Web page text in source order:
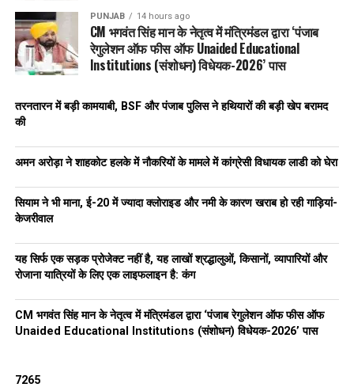
PUNJAB 14 hours ago
CM भगवंत सिंह मान के नेतृत्व में मंत्रिमंडल द्वारा ‘पंजाब
रेगुलेशन ऑफ फीस ऑफ Unaided Educational
Institutions (संशोधन) विधेयक-2026’ पास
तरनतारन में बड़ी कामयाबी, BSF और पंजाब पुलिस ने हथियारों की बड़ी खेप बरामद
की
अमन अरोड़ा ने शाहकोट हलके में नौकरियों के मामले में कांग्रेसी विधायक लाडी को घेरा
सियाम ने भी माना, ई-20 में ज्यादा क्लोराइड और नमी के कारण खराब हो रही गाड़ियां-
केजरीवाल
यह सिर्फ एक सड़क प्रोजेक्ट नहीं है, यह लाखों श्रद्धालुओं, किसानों, व्यापारियों और
रोजाना यात्रियों के लिए एक लाइफलाइन है: कंग
CM भगवंत सिंह मान के नेतृत्व में मंत्रिमंडल द्वारा ‘पंजाब रेगुलेशन ऑफ फीस ऑफ
Unaided Educational Institutions (संशोधन) विधेयक-2026’ पास
7265